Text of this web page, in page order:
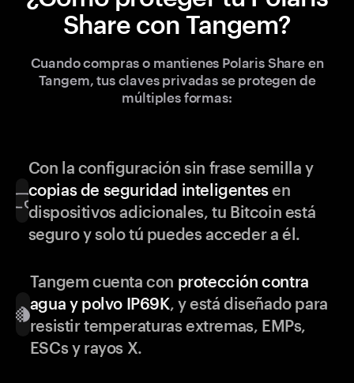
Share con Tangem?
Cuando compras o mantienes Polaris Share en
Tangem, tus claves privadas se protegen de
múltiples formas:
Con la configuración sin frase semilla y
copias de seguridad inteligentesen
dispositivos adicionales, tu Bitcoin está
seguro y solo tú puedes acceder a él.
Tangem cuenta con protección contra
agua y polvo IP69K, y está diseñado para
resistir temperaturas extremas, EMPs,
ESCs y rayos X.